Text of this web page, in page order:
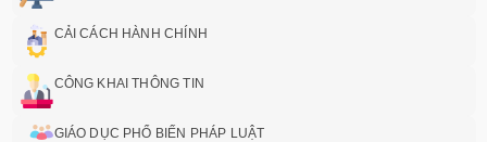
CẢI CÁCH HÀNH CHÍNH
CÔNG KHAI THÔNG TIN
GIÁO DỤC PHỔ BIẾN PHÁP LUẬT